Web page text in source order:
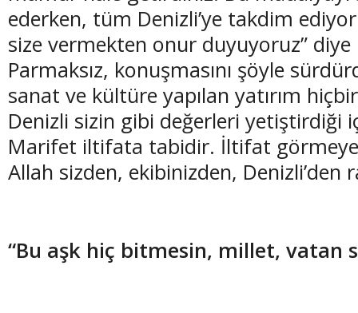
ederken, tüm Denizli’ye takdim
size vermekten onur duyuyoruz”
Parmaksız, konuşmasını şöyle
sanat ve kültüre yapılan yatırım
Denizli sizin gibi değerleri yetiştirdiği
Marifet iltifata tabidir. İltifat
Allah sizden, ekibinizden, Denizli’den
“Bu aşk hiç bitmesin, millet, vatan